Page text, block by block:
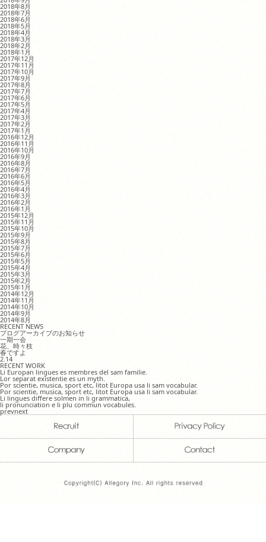
2018年8月
2018年7月
2018年6月
2018年5月
2018年4月
2018年3月
2018年2月
2018年1月
2017年12月
2017年11月
2017年10月
2017年9月
2017年8月
2017年7月
2017年6月
2017年5月
2017年4月
2017年3月
2017年2月
2017年1月
2016年12月
2016年11月
2016年10月
2016年9月
2016年8月
2016年7月
2016年6月
2016年5月
2016年4月
2016年3月
2016年2月
2016年1月
2015年12月
2015年11月
2015年10月
2015年9月
2015年8月
2015年7月
2015年6月
2015年5月
2015年4月
2015年3月
2015年2月
2015年1月
2014年12月
2014年11月
2014年10月
2014年9月
2014年8月
RECENT NEWS
ブログアーカイブのお知らせ
一期一会
花、時々枝
春ですよ
2.14
RECENT WORK
Li Europan lingues es membres del sam familie.
Lor separat existentie es un myth.
Por scientie, musica, sport etc, litot Europa usa li sam vocabular.
Por scientie, musica, sport etc, litot Europa usa li sam vocabular.
Li lingues differe solmen in li grammatica,
li pronunciation e li plu commun vocabules.
prevnext